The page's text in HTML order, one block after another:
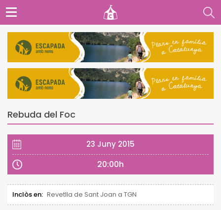
Rebuda del Foc
23 Juny 2015
20:00h
Inclòs en: Revetlla de Sant Joan a TGN